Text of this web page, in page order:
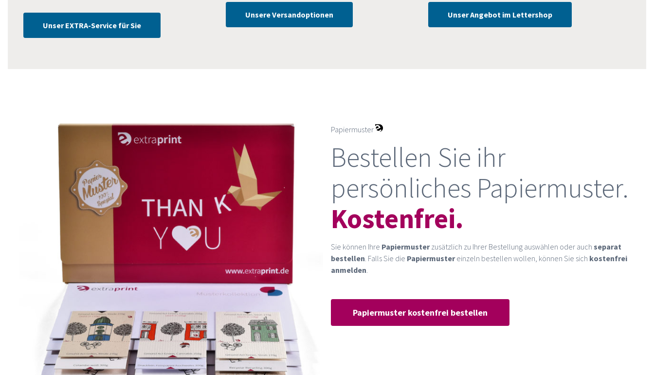
Unser EXTRA-Service für Sie
Unsere Versandoptionen Unser Angebot im Lettershop
Papiermuster
Bestellen Sie ihr
persönliches Papiermuster.
Kostenfrei.
Sie können Ihre Papiermusterzusätzlich zu Ihrer Bestellung auswählen oder auch separat
bestellen . Falls Sie die Papiermustereinzeln bestellen wollen, können Sie sich kostenfrei
anmelden
Papiermuster kostenfrei bestellen